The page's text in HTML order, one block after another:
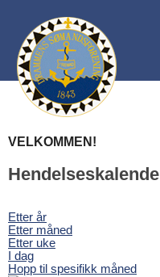
VELKOMMEN!
Etter år
Etter måned
Etter uke
I dag
Hopp til spesifikk måned